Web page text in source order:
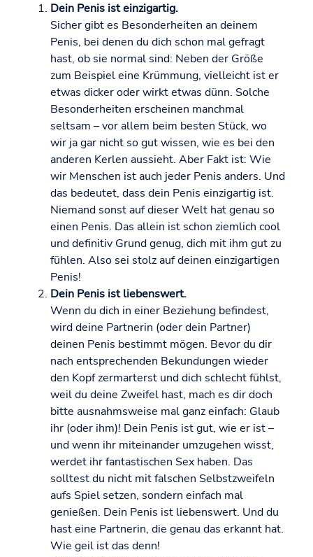
Dein Penis ist einzigartig.
Sicher gibt es Besonderheiten an deinem
Penis, bei denen du dich schon mal gefragt
hast, ob sie normal sind: Neben der Größe
zum Beispiel eine Krümmung, vielleicht ist er
etwas dicker oder wirkt etwas dünn. Solche
Besonderheiten erscheinen manchmal
seltsam – vor allem beim besten Stück, wo
wir ja gar nicht so gut wissen, wie es bei den
anderen Kerlen aussieht. Aber Fakt ist: Wie
wir Menschen ist auch jeder Penis anders. Und
das bedeutet, dass dein Penis einzigartig ist.
Niemand sonst auf dieser Welt hat genau so
einen Penis. Das allein ist schon ziemlich cool
und definitiv Grund genug, dich mit ihm gut zu
fühlen. Also sei stolz auf deinen einzigartigen
Penis!
Dein Penis ist liebenswert.
Wenn du dich in einer Beziehung befindest,
wird deine Partnerin (oder dein Partner)
deinen Penis bestimmt mögen. Bevor du dir
nach entsprechenden Bekundungen wieder
den Kopf zermarterst und dich schlecht fühlst,
weil du deine Zweifel hast, mach es dir doch
bitte ausnahmsweise mal ganz einfach: Glaub
ihr (oder ihm)! Dein Penis ist gut, wie er ist –
und wenn ihr miteinander umzugehen wisst,
werdet ihr fantastischen Sex haben. Das
solltest du nicht mit falschen Selbstzweifeln
aufs Spiel setzen, sondern einfach mal
genießen. Dein Penis ist liebenswert. Und du
hast eine Partnerin, die genau das erkannt hat.
Wie geil ist das denn!